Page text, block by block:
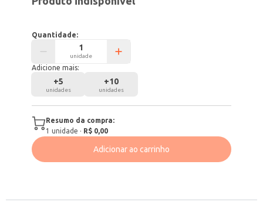
Quantidade:
unidade
Adicione mais:
+5
unidades
+10
unidades
Resumo da compra:
1 unidade · R$ 0,00
Adicionar ao carrinho